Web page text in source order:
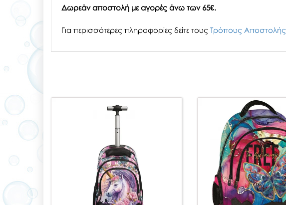
Δωρεάν αποστολή με αγορές άνω των 65€.
Για περισσότερες πληροφορίες δείτε τους Τρόπους Αποστολής